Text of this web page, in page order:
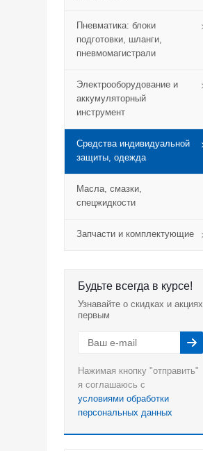
Пневматика: блоки
подготовки, шланги,
пневмомагистрали
Электрооборудование и
аккумуляторный
инструмент
Средства индивидуальной
защиты, одежда
Масла, смазки,
спецжидкости
Запчасти и комплектующие
Будьте всегда в курсе!
Узнавайте о скидках и акциях
первым
Нажимая кнопку "отправить"
я соглашаюсь с
условиями обработки
персональных данных